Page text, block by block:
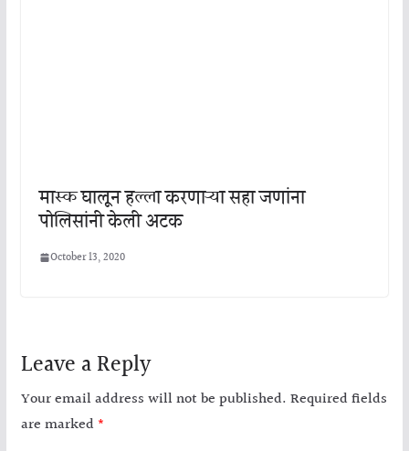
मास्क घालून हल्ला करणाऱ्या सहा जणांना
पोलिसांनी केली अटक
October 13, 2020
Leave a Reply
Your email address will not be published. Required fields
are marked *